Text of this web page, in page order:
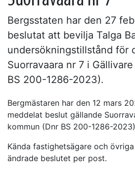
Bergsstaten har den 27
beslutat att bevilja Talga
undersökningstillstånd för
Suorravaara nr 7 i
BS 200-1286-2023).
Bergmästaren har den 12 mars
meddelat beslut gällande
kommun (Dnr BS 200-1286-
Kända fastighetsägare och
ändrade beslutet per post.